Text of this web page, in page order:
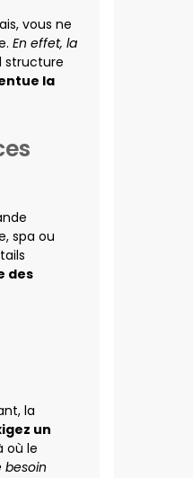
vous ne
En effet, la
structure
la
spa ou
des
la
un
où le
besoin